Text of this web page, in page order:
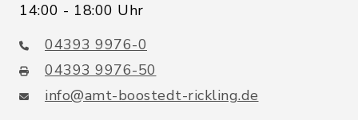
14:00 - 18:00 Uhr
04393 9976-0
04393 9976-50
info@amt-boostedt-rickling.de